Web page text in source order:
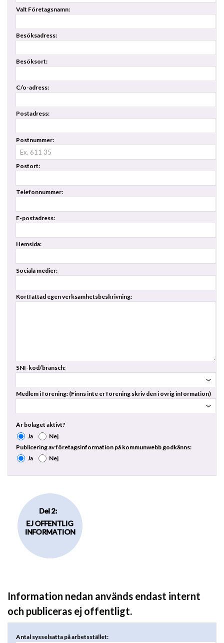
Valt Företagsnamn:
Besöksadress:
Besöksort:
C/o-adress:
Postadress:
Postnummer:
Postort:
Telefonnummer:
E-postadress:
Hemsida:
Sociala medier:
Kortfattad egen verksamhetsbeskrivning:
SNI-kod/bransch:
Medlem i förening: (Finns inte er förening skriv den i övrig information)
Är bolaget aktivt?
Ja
Nej
Publicering av företagsinformation på kommunwebb godkänns:
Ja
Nej
Del 2:
EJ OFFENTLIG
INFORMATION
Information nedan används endast internt
och publiceras ej offentligt.
Antal sysselsatta på arbetsstället: